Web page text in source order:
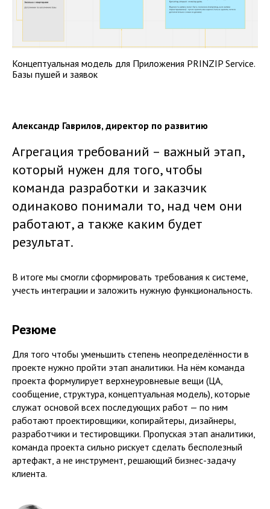
Концептуальная модель для Приложения PRINZIP Service.
Базы пушей и заявок
Александр Гаврилов, директор по развитию
Агрегация требований – важный этап,
который нужен для того, чтобы
команда разработки и заказчик
одинаково понимали то, над чем они
работают, а также каким будет
результат.
В итоге мы смогли сформировать требования к системе,
учесть интеграции и заложить нужную функциональность.
Резюме
Для того чтобы уменьшить степень неопределённости в
проекте нужно пройти этап аналитики. На нём команда
проекта формулирует верхнеуровневые вещи (ЦА,
сообщение, структура, концептуальная модель), которые
служат основой всех последующих работ — по ним
работают проектировщики, копирайтеры, дизайнеры,
разработчики и тестировщики. Пропуская этап аналитики,
команда проекта сильно рискует сделать бесполезный
артефакт, а не инструмент, решающий бизнес-задачу
клиента.